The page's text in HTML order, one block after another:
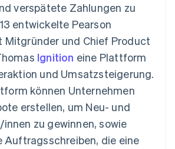
Sektor
App-Marktplatz
Integrationen
Beispiele
Blog
Status
verspätete Zahlungen zu
entwickelte Pearson
Mitgründer und Chief Product
Ignition eine Plattform
und Umsatzsteigerung.
können Unternehmen
erstellen, um Neu- und
zu gewinnen, sowie
die eine